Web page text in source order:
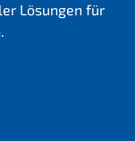
Lösungen für